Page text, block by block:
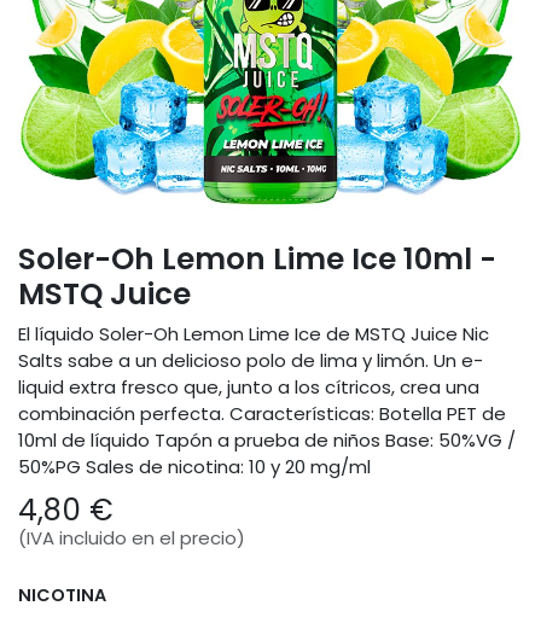
Soler-Oh Lemon Lime Ice 10ml -
MSTQ Juice
El líquido Soler-Oh Lemon Lime Ice de MSTQ Juice Nic
Salts sabe a un delicioso polo de lima y limón. Un e-
liquid extra fresco que, junto a los cítricos, crea una
combinación perfecta. Características: Botella PET de
10ml de líquido Tapón a prueba de niños Base: 50%VG /
50%PG Sales de nicotina: 10 y 20 mg/ml
4,80 €
(IVA incluido en el precio)
NICOTINA